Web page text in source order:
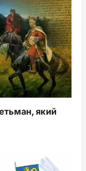
який